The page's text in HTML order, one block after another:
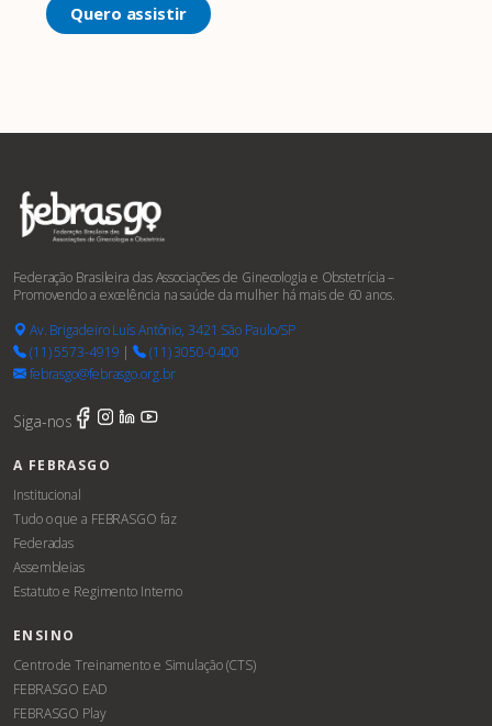
Quero assistir
Federação Brasileira das Associações de Ginecologia e Obstetrícia –
Promovendo a excelência na saúde da mulher há mais de 60 anos.
Av. Brigadeiro Luís Antônio, 3421 São Paulo/SP
(11) 5573-4919 |
(11) 3050-0400
febrasgo@febrasgo.org.br
Siga-nos
A FEBRASGO
Institucional
Tudo o que a FEBRASGO faz
Federadas
Assembleias
Estatuto e Regimento Interno
ENSINO
Centro de Treinamento e Simulação (CTS)
FEBRASGO EAD
FEBRASGO Play